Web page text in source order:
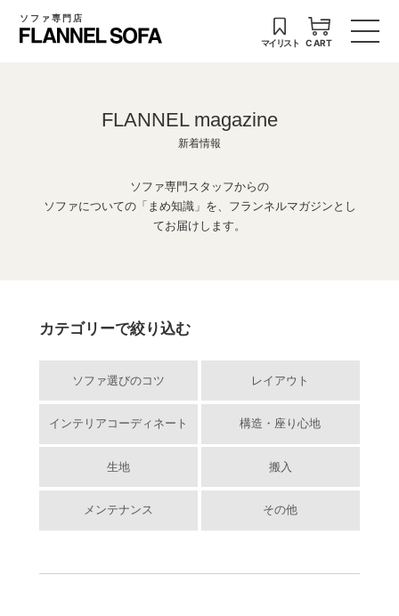
ソファ専門店
マイリスト CART
FLANNEL magazine
新着情報
ソファ専門スタッフからの
ソファについての「まめ知識」を、フランネルマガジンとし
てお届けします。
カテゴリーで絞り込む
ソファ選びのコツ レイアウト
インテリアコーディネート 構造・座り心地
生地 搬入
メンテナンス その他